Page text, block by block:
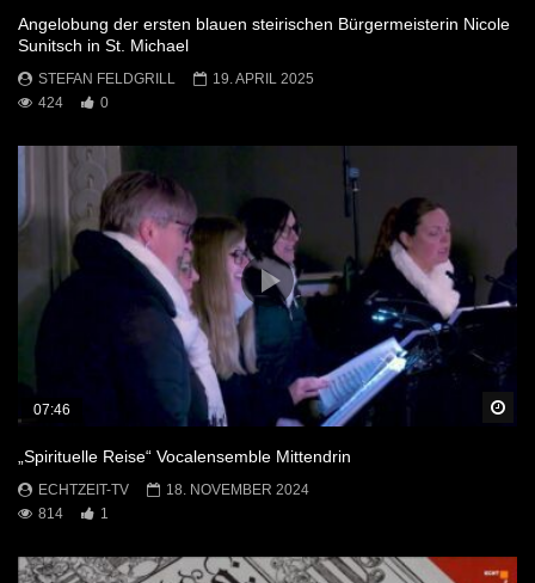
Angelobung der ersten blauen steirischen Bürgermeisterin Nicole
Sunitsch in St. Michael
STEFAN FELDGRILL
19. APRIL 2025
424
0
07:46
„Spirituelle Reise“ Vocalensemble Mittendrin
ECHTZEIT-TV
18. NOVEMBER 2024
814
1